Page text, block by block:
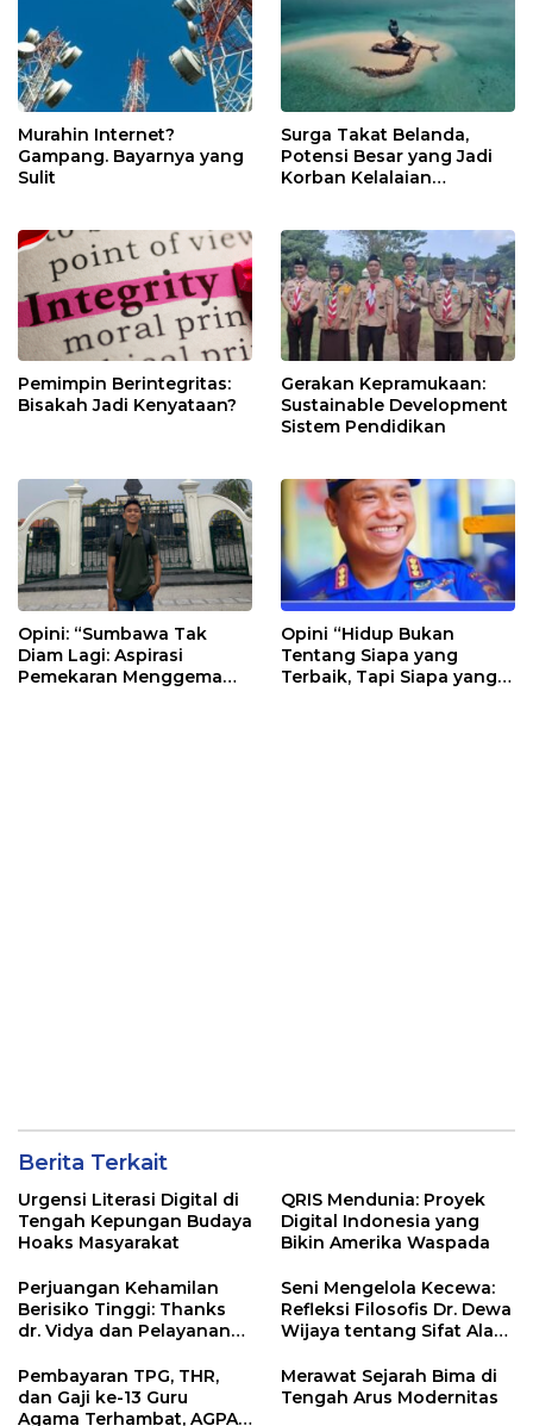
Murahin Internet?
Gampang. Bayarnya yang
Sulit
Surga Takat Belanda,
Potensi Besar yang Jadi
Korban Kelalaian
Pemimpin Berintegritas:
Bisakah Jadi Kenyataan?
Gerakan Kepramukaan:
Sustainable Development
Sistem Pendidikan
Opini: “Sumbawa Tak
Diam Lagi: Aspirasi
Pemekaran Menggema
Opini “Hidup Bukan
Tentang Siapa yang
Terbaik, Tapi Siapa yang
Berita Terkait
Urgensi Literasi Digital di
Tengah Kepungan Budaya
Hoaks Masyarakat
QRIS Mendunia: Proyek
Digital Indonesia yang
Bikin Amerika Waspada
Perjuangan Kehamilan
Berisiko Tinggi: Thanks
dr. Vidya dan Pelayanan
Mataram”
Seni Mengelola Kecewa:
Refleksi Filosofis Dr. Dewa
Wijaya tentang Sifat Alami
Pembayaran TPG, THR,
dan Gaji ke-13 Guru
Agama Terhambat, AGPAII
Merawat Sejarah Bima di
Tengah Arus Modernitas